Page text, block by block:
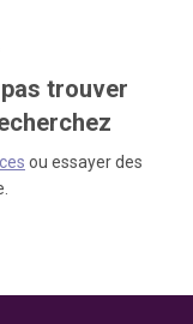
trouver
ou essayer des